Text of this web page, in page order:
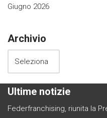
Giugno 2026
Archivio
Ultime notizie
Federfranchising, riunita la